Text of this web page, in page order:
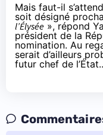
Mais faut-il
soit désigné
l’Élysée », répond
président de la
nomination. Au
serait d’ailleurs
futur chef de